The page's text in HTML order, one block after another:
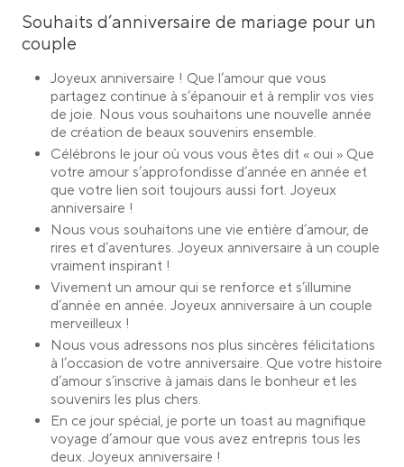
Souhaits d’anniversaire de mariage pour un
couple
Joyeux anniversaire ! Que l’amour que vous
partagez continue à s’épanouir et à remplir vos vies
de joie. Nous vous souhaitons une nouvelle année
de création de beaux souvenirs ensemble.
Célébrons le jour où vous vous êtes dit « oui » Que
votre amour s’approfondisse d’année en année et
que votre lien soit toujours aussi fort. Joyeux
anniversaire !
Nous vous souhaitons une vie entière d’amour, de
rires et d’aventures. Joyeux anniversaire à un couple
vraiment inspirant !
Vivement un amour qui se renforce et s’illumine
d’année en année. Joyeux anniversaire à un couple
merveilleux !
Nous vous adressons nos plus sincères félicitations
à l’occasion de votre anniversaire. Que votre histoire
d’amour s’inscrive à jamais dans le bonheur et les
souvenirs les plus chers.
En ce jour spécial, je porte un toast au magnifique
voyage d’amour que vous avez entrepris tous les
deux. Joyeux anniversaire !